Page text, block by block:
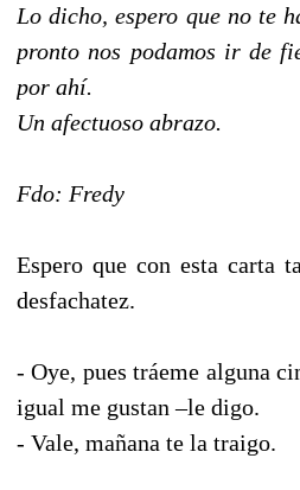
Lo dicho, espero que no te
pronto nos podamos ir de
por ahí.
Un afectuoso abrazo.
Fdo: Fredy
Espero que con esta carta
desfachatez.
- Oye, pues tráeme alguna
igual me gustan –le digo.
- Vale, mañana te la traigo.